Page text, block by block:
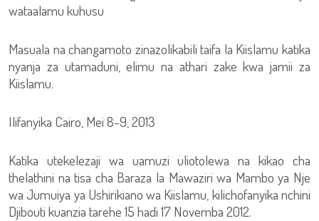
wataalamu kuhusu
Masuala na changamoto zinazolikabili taifa la Kiislamu katika
nyanja za utamaduni, elimu na athari zake kwa jamii za
Kiislamu.
Ilifanyika Cairo, Mei 8-9, 2013
Katika utekelezaji wa uamuzi uliotolewa na kikao cha
thelathini na tisa cha Baraza la Mawaziri wa Mambo ya Nje
wa Jumuiya ya Ushirikiano wa Kiislamu, kilichofanyika nchini
Djibouti kuanzia tarehe 15 hadi 17 Novemba 2012.